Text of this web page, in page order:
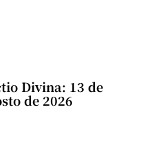
Divina: 13 de
de 2026